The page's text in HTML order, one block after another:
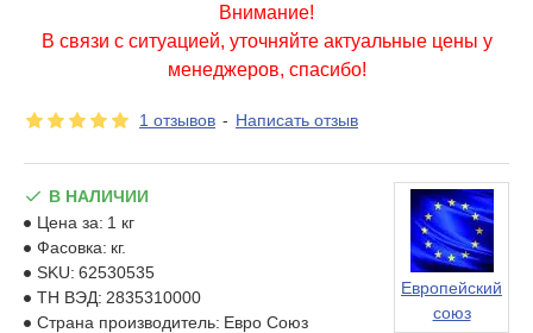
Внимание!
В связи с ситуацией, уточняйте актуальные цены у
менеджеров, спасибо!
1 отзывов - Написать отзыв
В НАЛИЧИИ
Цена за: 1 кг
Фасовка: кг.
SKU: 62530535
ТН ВЭД: 2835310000
Страна производитель: Евро Союз
Европейский
союз